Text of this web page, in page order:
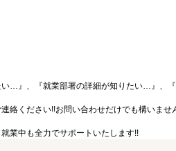
…』、『就業部署の詳細が知りたい…』、
絡ください!!お問い合わせだけでも構いませ
業中も全力でサポートいたします!!